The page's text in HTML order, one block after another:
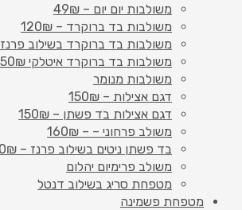
משולבות יום יום – 49₪
משולבות בד ברוקרד – 120₪
משולבות בד ברוקרד בשילוב פרנז 130₪
משולבות בד ברוקרד איטלקי 150₪
משולבות מנומר
דגם אצילות – 150₪
דגם אצילות בד פשתן – 150₪
משולב פרחוני – – 160₪
בד פשתן ניטים בשילוב פרנז – 100₪
משולב פרימיום יהלום
מטפחת סריג בשילוב דנטל
מטפחת פשמינה